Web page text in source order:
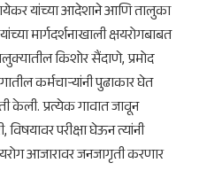
यांच्या आदेशाने आणि तालुका
मार्गदर्शनाखाली क्षयरोगबाबत
किशोर सैंदाणे, प्रमोद
कर्मचाऱ्यांनी पुढाकार घेत
केली. प्रत्येक गावात जावून
विषयावर परीक्षा घेऊन त्यांनी
आजारावर जनजागृती करणार